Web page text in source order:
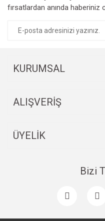
fırsatlardan anında haberiniz
KURUMSAL
ALIŞVERİŞ
ÜYELİK
Bizi